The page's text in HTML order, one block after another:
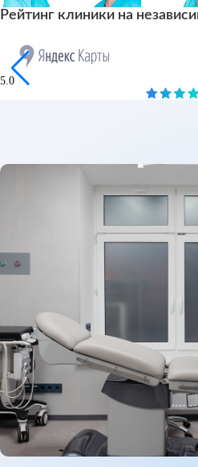
Рейтинг клиники на
5.0